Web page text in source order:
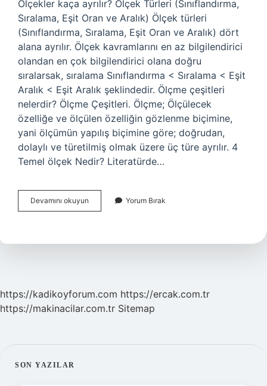
Ölçekler kaça ayrılır? Ölçek Türleri (Sınıflandırma,
Sıralama, Eşit Oran ve Aralık) Ölçek türleri
(Sınıflandırma, Sıralama, Eşit Oran ve Aralık) dört
alana ayrılır. Ölçek kavramlarını en az bilgilendirici
olandan en çok bilgilendirici olana doğru
sıralarsak, sıralama Sınıflandırma < Sıralama < Eşit
Aralık < Eşit Aralık şeklindedir. Ölçme çeşitleri
nelerdir? Ölçme Çeşitleri. Ölçme; Ölçülecek
özelliğe ve ölçülen özelliğin gözlenme biçimine,
yani ölçümün yapılış biçimine göre; doğrudan,
dolaylı ve türetilmiş olmak üzere üç türe ayrılır. 4
Temel ölçek Nedir? Literatürde…
Devamını okuyun
Çeşitleri
Yorum Bırak
https://kadikoyforum.com https://ercak.com.tr
https://makinacilar.com.tr Sitemap
SIDEBAR
SON YAZILAR